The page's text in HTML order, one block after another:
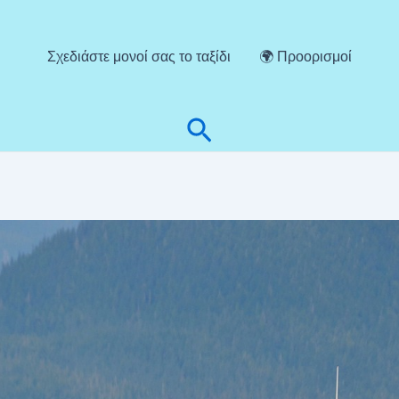
Σχεδιάστε μονοί σας το ταξίδι 🌍 Προορισμοί
Αναζήτηση